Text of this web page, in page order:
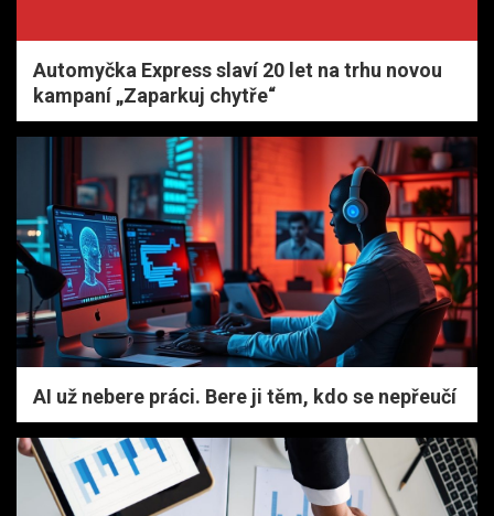
Automyčka Express slaví 20 let na trhu novou
kampaní „Zaparkuj chytře“
AI už nebere práci. Bere ji těm, kdo se nepřeučí